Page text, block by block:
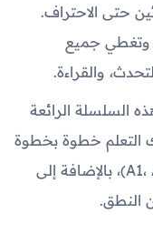
حتى الاحتراف.
وتغطي جميع
والقراءة.
السلسلة الرائعة
التعلم خطوة بخطوة
وفقاً لمستويات اللغة الأوروبية (A1، A2، B1)، بالإضافة إلى
النطق.